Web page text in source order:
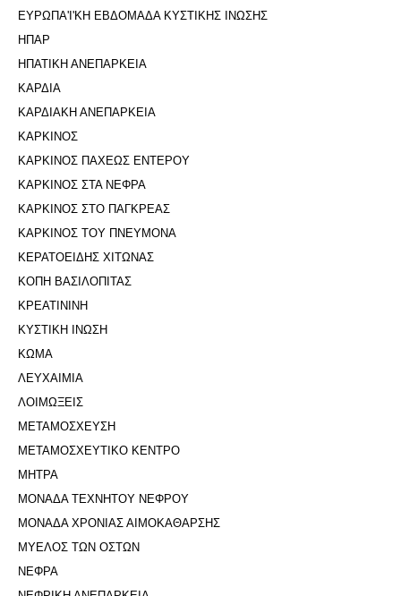
ΕΥΡΩΠΑ'Ι'ΚΗ ΕΒΔΟΜΑΔΑ ΚΥΣΤΙΚΗΣ ΙΝΩΣΗΣ
ΗΠΑΡ
ΗΠΑΤΙΚΗ ΑΝΕΠΑΡΚΕΙΑ
ΚΑΡΔΙΑ
ΚΑΡΔΙΑΚΗ ΑΝΕΠΑΡΚΕΙΑ
ΚΑΡΚΙΝΟΣ
ΚΑΡΚΙΝΟΣ ΠΑΧΕΩΣ ΕΝΤΕΡΟΥ
ΚΑΡΚΙΝΟΣ ΣΤΑ ΝΕΦΡΑ
ΚΑΡΚΙΝΟΣ ΣΤΟ ΠΑΓΚΡΕΑΣ
ΚΑΡΚΙΝΟΣ ΤΟΥ ΠΝΕΥΜΟΝΑ
ΚΕΡΑΤΟΕΙΔΗΣ ΧΙΤΩΝΑΣ
ΚΟΠΗ ΒΑΣΙΛΟΠΙΤΑΣ
ΚΡΕΑΤΙΝΙΝΗ
ΚΥΣΤΙΚΗ ΙΝΩΣΗ
ΚΩΜΑ
ΛΕΥΧΑΙΜΙΑ
ΛΟΙΜΩΞΕΙΣ
ΜΕΤΑΜΟΣΧΕΥΣΗ
ΜΕΤΑΜΟΣΧΕΥΤΙΚΟ ΚΕΝΤΡΟ
ΜΗΤΡΑ
ΜΟΝΑΔΑ ΤΕΧΝΗΤΟΥ ΝΕΦΡΟΥ
ΜΟΝΑΔΑ ΧΡΟΝΙΑΣ ΑΙΜΟΚΑΘΑΡΣΗΣ
ΜΥΕΛΟΣ ΤΩΝ ΟΣΤΩΝ
ΝΕΦΡΑ